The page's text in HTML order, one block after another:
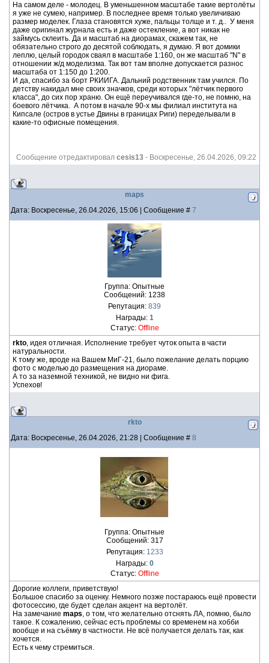
На самом деле - молодец. В уменьшенном масштабе такие вертолёты
я уже не сумею, например. В последнее время только увеличиваю
размер моделек. Глаза становятся хуже, пальцы толще и т. д.. У меня
даже оригинал журнала есть и даже остекление, а вот никак не
займусь склеить. Да и масштаб на диорамах, скажем так, не
обязательно строго до десятой соблюдать, я думаю. Я вот домики
леплю, целый городок сваял в масштабе 1:160, он же масштаб "N" в
отношении ж/д моделизма. Так вот там вполне допускается разнос
масштаба от 1:150 до 1:200.
И да, спасибо за борт РКИИГА. Дальний родственник там учился. По
детству накидал мне своих значков, среди которых "лётчик первого
класса", до сих пор храню. Он ещё переучивался где-то, не помню, на
боевого лётчика. А потом в начале 90-х мы филиал института на
Кипсале (остров в устье Двины в границах Риги) переделывали в
какие-то офисные помещения.
Сообщение отредактировал cesis13 - Воскресенье, 26.04.2026, 09:22
maps
Дата: Воскресенье, 26.04.2026, 15:06 | Сообщение # 7
Группа: Опытные
Сообщений: 1238
Репутация: 839
Награды: 1
Статус: Offline
rkto, идея отличная. Исполнение требует чуток опыта в части
натуральности.
К тому же, вроде на Вашем МиГ-21, было пожелание делать порцию
фото с моделью до размещения на диораме.
А то за наземной техникой, не видно ни фига.
Успехов!
rkto
Дата: Воскресенье, 26.04.2026, 21:28 | Сообщение # 8
Группа: Опытные
Сообщений: 317
Репутация: 1233
Награды: 0
Статус: Offline
Дорогие коллеги, приветствую!
Большое спасибо за оценку. Немного позже постараюсь ещё провести
фотосессию, где будет сделан акцент на вертолёт.
На замечание maps, о том, что желательно отснять ЛА, помню, было
такое. К сожалению, сейчас есть проблемы со временем на хобби
вообще и на съёмку в частности. Не всё получается делать так, как
хочется.
Есть к чему стремиться.